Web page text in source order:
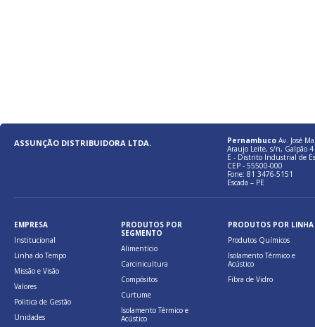
ASSUNÇÃO DISTRIBUIDORA LTDA. Pernambuco Av. José
Araujo Leite, s/n, Galpão 4
E - Distrito Industrial de
CEP - 55500-000
Fone: 81 3476-5151
Escada – PE
EMPRESA
Institucional
Linha do Tempo
Missão e Visão
Valores
Politica de Gestão
Unidades
PRODUTOS POR
SEGMENTO
Alimentício
Carcinicultura
Compósitos
Curtume
Isolamento Térmico e
Acústico
PRODUTOS POR LINHA
Produtos Químicos
Isolamento Térmico e
Acústico
Fibra de Vidro